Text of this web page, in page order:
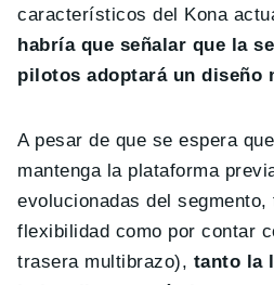
característicos del Kona
habría que señalar que la
pilotos adoptará un diseño
A pesar de que se espera
mantenga la plataforma
evolucionadas del
flexibilidad como por contar
trasera multibrazo), tanto la